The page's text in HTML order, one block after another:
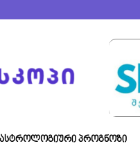
ᲐᲡᲢᲠᲝᲚᲝᲒᲘᲣᲠᲘ ᲞᲠᲝᲒᲜᲝᲖᲘ